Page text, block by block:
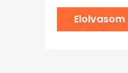
Elolvasom